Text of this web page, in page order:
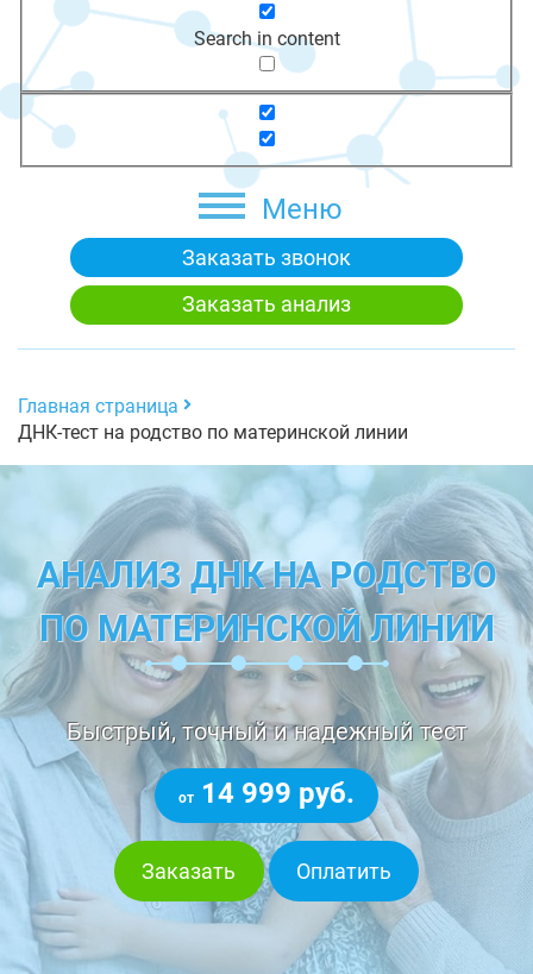
Search in content
Меню
Заказать звонок
Заказать анализ
Главная страница
ДНК-тест на родство по материнской линии
АНАЛИЗ ДНК НА РОДСТВО
ПО МАТЕРИНСКОЙ ЛИНИИ
Быстрый, точный и надежный тест
от 14 999 руб.
Заказать Оплатить